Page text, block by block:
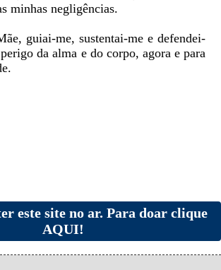
minhas negligências.
guiai-me, sustentai-me e defendei-
da alma e do corpo, agora e para
este site no ar. Para doar clique
AQUI!